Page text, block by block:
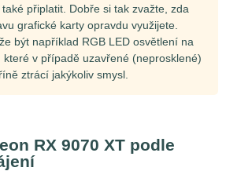
připlatit. Dobře si tak zvažte, zda
grafické karty opravdu využijete.
být například RGB LED osvětlení na
které v případě uzavřené (neprosklené)
ztrácí jakýkoliv smysl.
RX 9070 XT podle